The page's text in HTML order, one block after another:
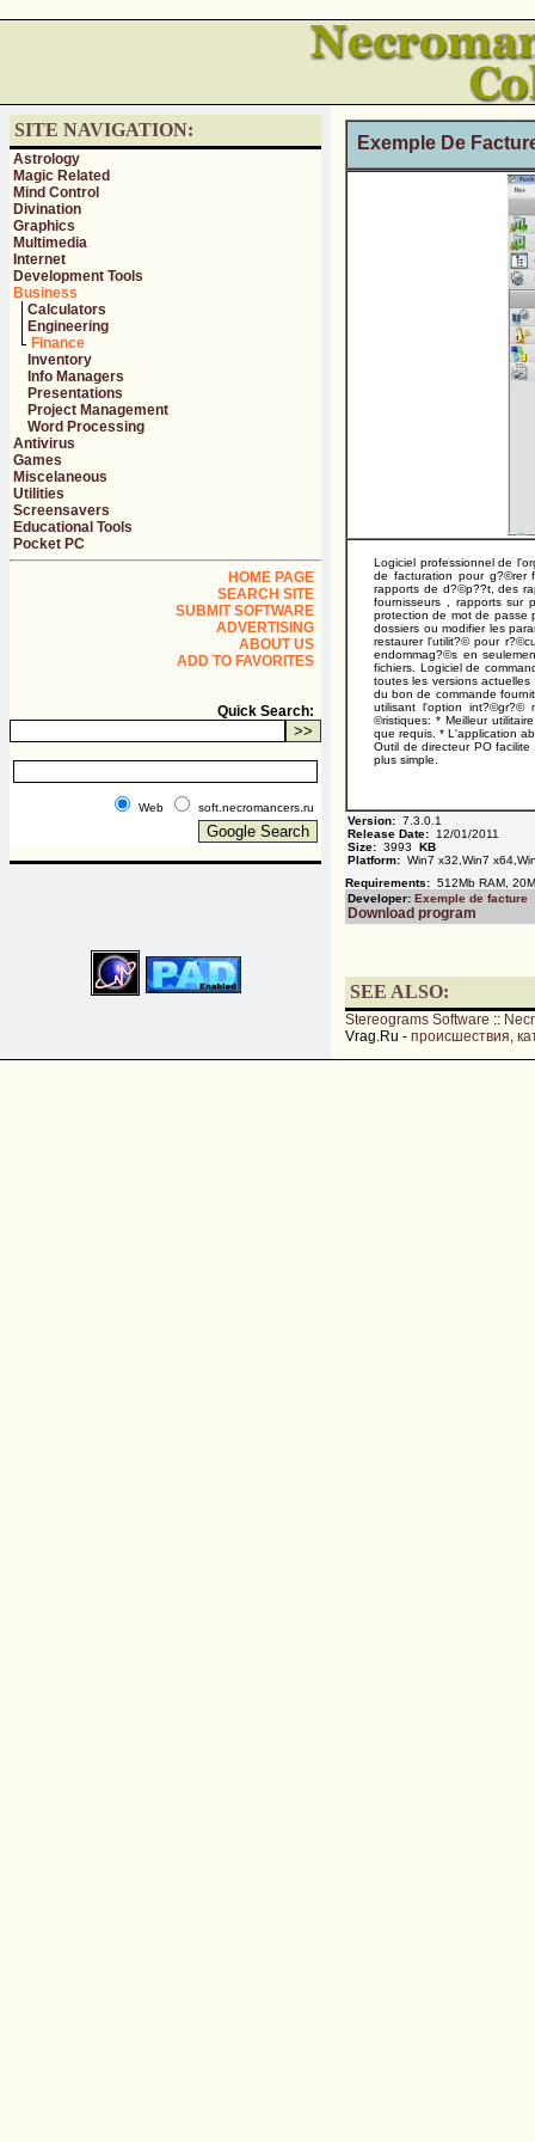
SITE NAVIGATION:
Astrology
Magic Related
Mind Control
Divination
Graphics
Multimedia
Internet
Development Tools
Business
Calculators
Engineering
Finance
Inventory
Info Managers
Presentations
Project Management
Word Processing
Antivirus
Games
Miscelaneous
Utilities
Screensavers
Educational Tools
Pocket PC
HOME PAGE
SEARCH SITE
SUBMIT SOFTWARE
ADVERTISING
ABOUT US
ADD TO FAVORITES
Quick Search:
Web soft.necromancers.ru
Exemple De
Logiciel professionnel de
de facturation pour g?©rer
rapports de d?©p??t, des
fournisseurs , rapports sur
protection de mot de passe
dossiers ou modifier les
restaurer l'utilit?© pour
endommag?©s en
fichiers. Logiciel de
toutes les versions
du bon de commande
utilisant l'option int?©gr?©
©ristiques: * Meilleur
que requis. * L'application
Outil de directeur PO
plus simple.
Version: 7.3.0.1
Release Date: 12/01/2011
Size: 3993 KB
Platform: Win7 x32,Win7
Requirements: 512Mb RAM,
Developer: Exemple de facture
Download program
SEE ALSO:
Stereograms Software ::
Vrag.Ru - происшествия,